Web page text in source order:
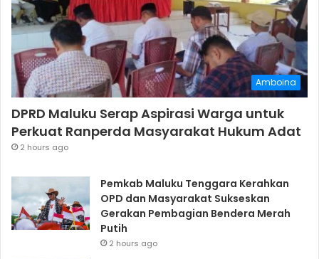
Amboina
DPRD Maluku Serap Aspirasi Warga untuk
Perkuat Ranperda Masyarakat Hukum Adat
2 hours ago
Pemkab Maluku Tenggara Kerahkan
OPD dan Masyarakat Sukseskan
Gerakan Pembagian Bendera Merah
Putih
2 hours ago